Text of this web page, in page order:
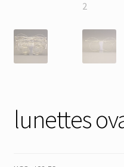
S’inscrire
lunettes